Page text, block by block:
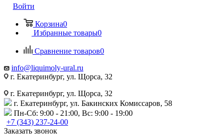
Войти
Корзина0
Избранные товары0
Сравнение товаров0
info@liquimoly-ural.ru
г. Екатеринбург, ул. Щорса, 32
г. Екатеринбург, ул. Щорса, 32
г. Екатеринбург, ул. Бакинских Комиссаров, 58
Пн-Сб: 9:00 - 21:00, Вс: 9:00 - 19:00
+7 (343) 237-24-00
Заказать звонок